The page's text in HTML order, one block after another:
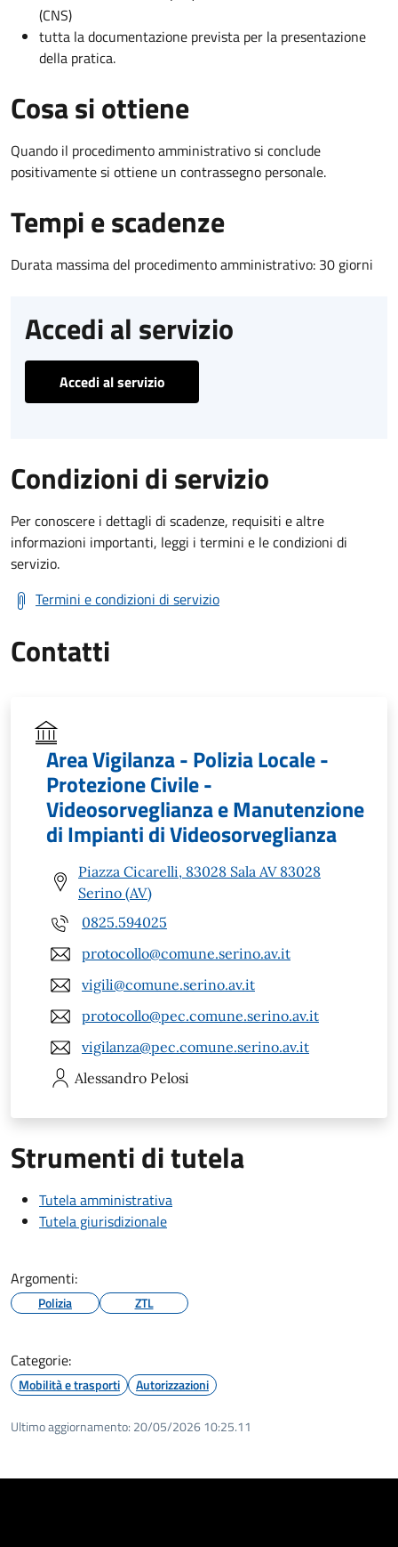
(CNS)
tutta la documentazione prevista per la presentazione
della pratica.
Cosa si ottiene
Quando il procedimento amministrativo si conclude
positivamente si ottiene un contrassegno personale.
Tempi e scadenze
Durata massima del procedimento amministrativo: 30 giorni
Accedi al servizio
Accedi al servizio
Condizioni di servizio
Per conoscere i dettagli di scadenze, requisiti e altre
informazioni importanti, leggi i termini e le condizioni di
servizio.
Termini e condizioni di servizio
Contatti
Area Vigilanza - Polizia Locale -
Protezione Civile -
Videosorveglianza e Manutenzione
di Impianti di Videosorveglianza
Piazza Cicarelli, 83028 Sala AV 83028
Serino (AV)
0825.594025
protocollo@comune.serino.av.it
vigili@comune.serino.av.it
protocollo@pec.comune.serino.av.it
vigilanza@pec.comune.serino.av.it
Alessandro Pelosi
Strumenti di tutela
Tutela amministrativa
Tutela giurisdizionale
Argomenti:
Polizia ZTL
Categorie:
Mobilità e trasporti Autorizzazioni
Ultimo aggiornamento: 20/05/2026 10:25.11